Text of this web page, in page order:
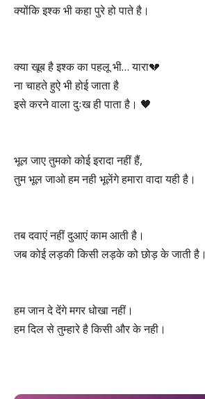
क्योंकि इश्क भी कहा पुरे हो पाते है।
क्या खूब है इश्क का पहलू भी… यारा💔
ना चाहते हुऐ भी होई जाता है
इसे करने वाला दुःख ही पाता है। 🖤
भूल जाए तुमको कोई इरादा नहीं हैं,
तुम भूल जाओ हम नही भूलेंगे हमारा वादा यही है।
तब दवाएं नहीं दुआएं काम आती है।
जब कोई लड़की किसी लड़के को छोड़ के जाती है।
हम जान दे देंगे मगर धोखा नहीं।
हम दिल से तुम्हारे है किसी और के नही।